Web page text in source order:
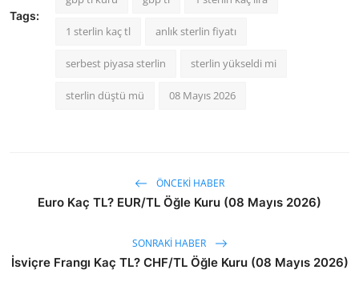
Tags:
1 sterlin kaç tl anlık sterlin fiyatı
serbest piyasa sterlin sterlin yükseldi mi
sterlin düştü mü 08 Mayıs 2026
ÖNCEKI HABER
Euro Kaç TL? EUR/TL Öğle Kuru (08 Mayıs 2026)
SONRAKI HABER
İsviçre Frangı Kaç TL? CHF/TL Öğle Kuru (08 Mayıs 2026)